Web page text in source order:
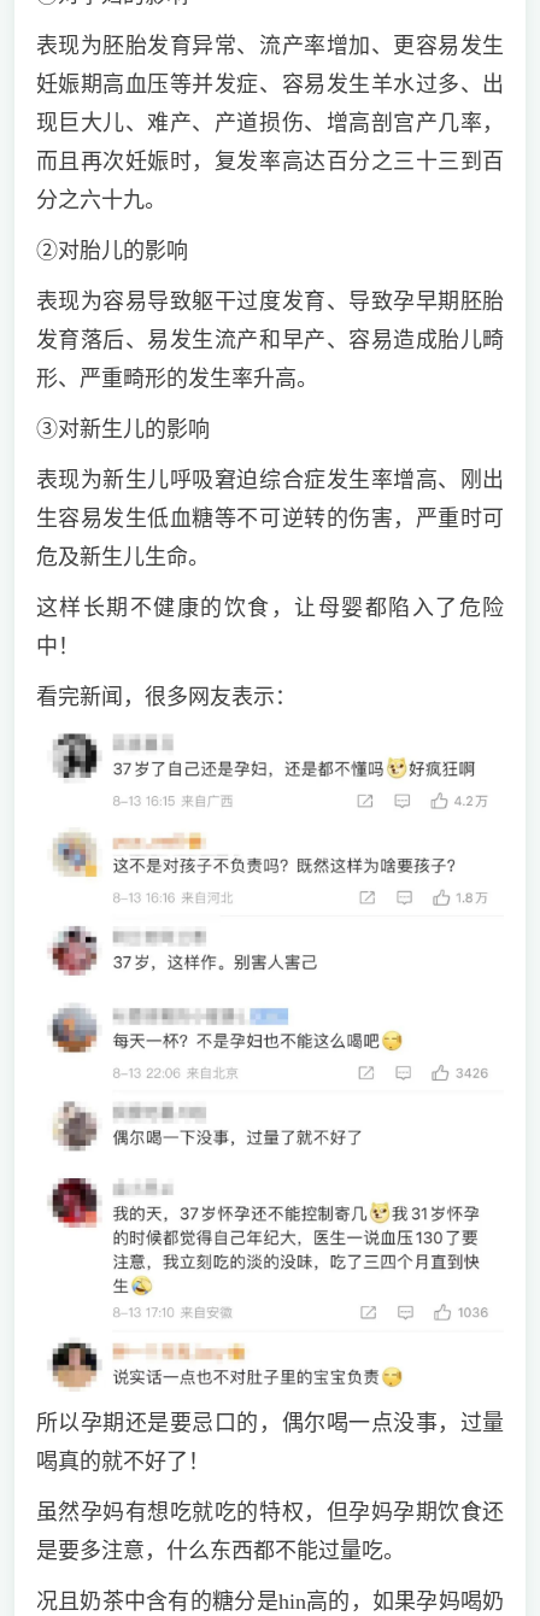
表现为胚胎发育异常、流产率增加、更容易发生
妊娠期高血压等并发症、容易发生羊水过多、出
现巨大儿、难产、产道损伤、增高剖宫产几率，
而且再次妊娠时，复发率高达百分之三十三到百
分之六十九。
②对胎儿的影响
表现为容易导致躯干过度发育、导致孕早期胚胎
发育落后、易发生流产和早产、容易造成胎儿畸
形、严重畸形的发生率升高。
③对新生儿的影响
表现为新生儿呼吸窘迫综合症发生率增高、刚出
生容易发生低血糖等不可逆转的伤害，严重时可
危及新生儿生命。
这样长期不健康的饮食，让母婴都陷入了危险
中！
看完新闻，很多网友表示：
所以孕期还是要忌口的，偶尔喝一点没事，过量
喝真的就不好了！
虽然孕妈有想吃就吃的特权，但孕妈孕期饮食还
是要多注意，什么东西都不能过量吃。
况且奶茶中含有的糖分是hin高的，如果孕妈喝奶